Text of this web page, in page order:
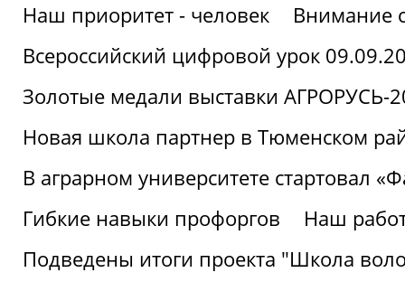
Наш приоритет - человек
Внимание
Всероссийский цифровой урок
Золотые медали выставки АГРОРУСЬ-
Новая школа партнер в Тюменском
В аграрном университете стартовал
Гибкие навыки профоргов
Наш
Подведены итоги проекта "Школа